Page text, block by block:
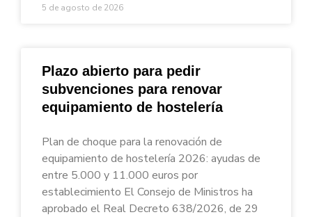
5 de agosto de 2026
Plazo abierto para pedir
subvenciones para renovar
equipamiento de hostelería
Plan de choque para la renovación de
equipamiento de hostelería 2026: ayudas de
entre 5.000 y 11.000 euros por
establecimiento El Consejo de Ministros ha
aprobado el Real Decreto 638/2026, de 29